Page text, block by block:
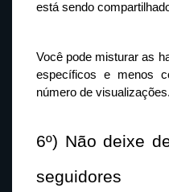
está sendo
Você pode misturar as
específicos e menos
número de visualizações.
6º) Não deixe
seguidores